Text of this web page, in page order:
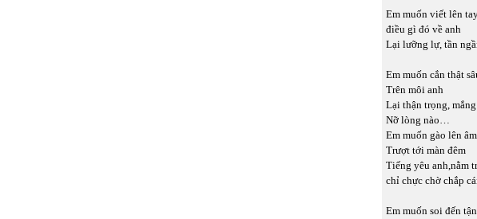
Em muốn viết lên
điều gì đó về anh
Lại lưỡng lự, tần
Em muốn cắn thật
Trên môi anh
Lại thận trọng,
Nỡ lòng nào…
Em muốn gào lên
Trượt tới màn đêm
Tiếng yêu anh,nằm
chỉ chực chờ chắp
Em muốn soi đến